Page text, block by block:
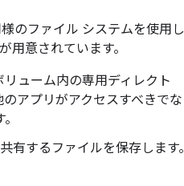
のファイル システムを使用し
意されています。
ューム内の専用ディレクト
アプリがアクセスすべきでな
有するファイルを保存します。